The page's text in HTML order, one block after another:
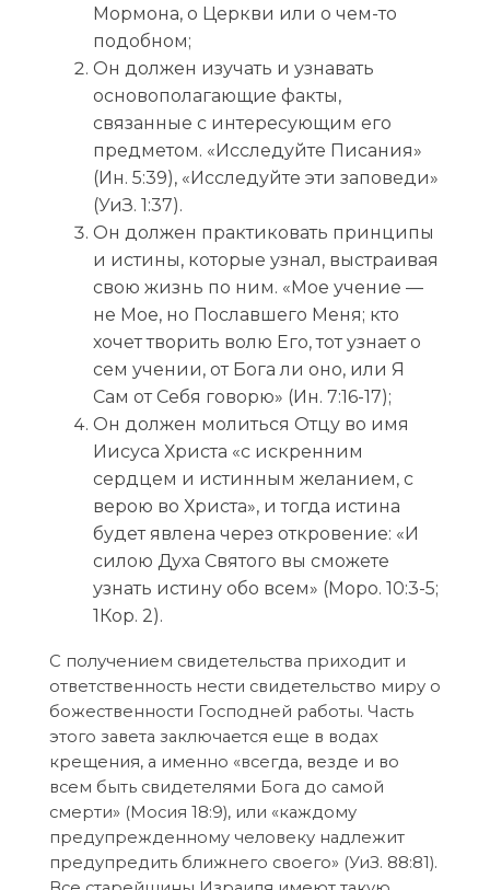
Мормона, о Церкви или о чем-то
подобном;
Он должен изучать и узнавать
основополагающие факты,
связанные с интересующим его
предметом. «Исследуйте Писания»
(Ин. 5:39), «Исследуйте эти заповеди»
(УиЗ. 1:37).
Он должен практиковать принципы
и истины, которые узнал, выстраивая
свою жизнь по ним. «Мое учение —
не Мое, но Пославшего Меня; кто
хочет творить волю Его, тот узнает о
сем учении, от Бога ли оно, или Я
Сам от Себя говорю» (Ин. 7:16-17);
Он должен молиться Отцу во имя
Иисуса Христа «с искренним
сердцем и истинным желанием, с
верою во Христа», и тогда истина
будет явлена через откровение: «И
силою Духа Святого вы сможете
узнать истину обо всем» (Моро. 10:3-5;
1Кор. 2).
С получением свидетельства приходит и
ответственность нести свидетельство миру о
божественности Господней работы. Часть
этого завета заключается еще в водах
крещения, а именно «всегда, везде и во
всем быть свидетелями Бога до самой
смерти» (Мосия 18:9), или «каждому
предупрежденному человеку надлежит
предупредить ближнего своего» (УиЗ. 88:81).